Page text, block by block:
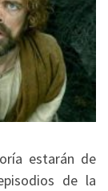
estarán de
de la